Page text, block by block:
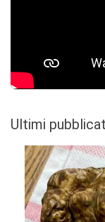
Ultimi